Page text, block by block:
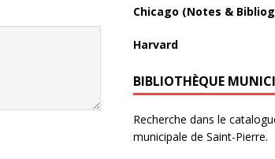
Chicago (Notes &
Harvard
BIBLIOTHÈQUE
Recherche dans le
municipale de Saint-Pierre.